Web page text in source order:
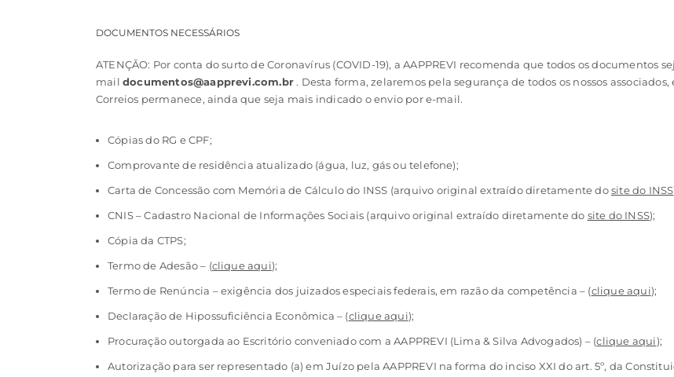
DOCUMENTOS NECESSÁRIOS
ATENÇÃO: Por conta do surto de Coronavírus (COVID-19), a AAPPREVI recomenda que todos os documentos
mail documentos@aapprevi.com.br . Desta forma, zelaremos pela segurança de todos os nossos
Correios permanece, ainda que seja mais indicado o envio por e-mail.
Cópias do RG e CPF;
Comprovante de residência atualizado (água, luz, gás ou telefone);
Carta de Concessão com Memória de Cálculo do INSS (arquivo original extraído diretamente dosite do INSS
CNIS – Cadastro Nacional de Informações Sociais (arquivo original extraído diretamente do site do INSS);
Cópia da CTPS;
Termo de Adesão – (clique aqui);
Termo de Renúncia – exigência dos juizados especiais federais, em razão da competência – (clique aqui);
Declaração de Hipossuficiência Econômica – (clique aqui);
Procuração outorgada ao Escritório conveniado com a AAPPREVI (Lima & Silva Advogados) – (clique aqui);
Autorização para ser representado (a) em Juízo pela AAPPREVI na forma do inciso XXI do art. 5º, da